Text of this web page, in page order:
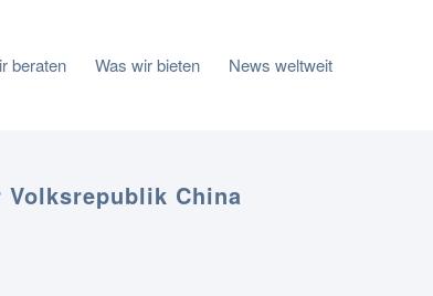
beraten Was wir bieten News weltweit
China